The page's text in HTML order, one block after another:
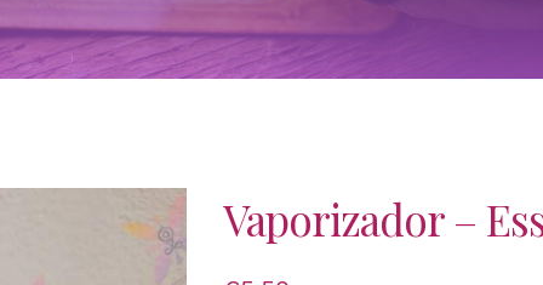
Vaporizador –